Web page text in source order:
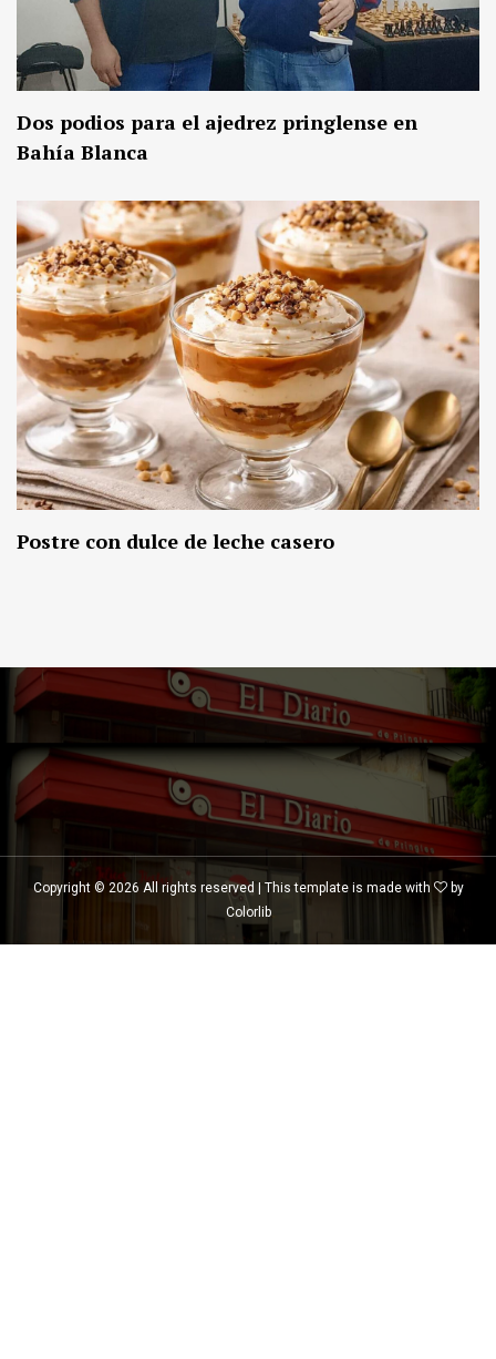
Dos podios para el ajedrez pringlense en
Bahía Blanca
Postre con dulce de leche casero
Copyright © 2026 All rights reserved | This template is made with
by
Colorlib